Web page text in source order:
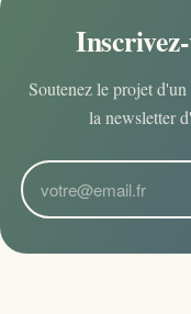
Soutenez le projet
la newsletter